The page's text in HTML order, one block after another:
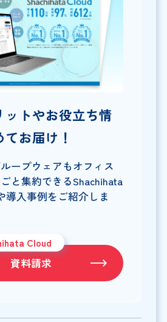
ットやお役立ち情
お届け！
ープウェアもオフィス
と集約できるShachihata
導入事例をご紹介しま
Cloud
資料請求